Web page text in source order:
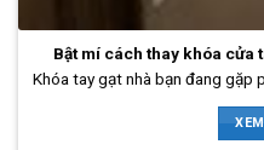
Bật mí cách thay khóa cửa
Khóa tay gạt nhà bạn đang gặp